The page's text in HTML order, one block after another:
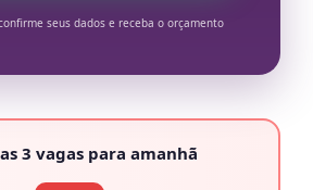
seus dados e receba o orçamento
3 vagaspara amanhã